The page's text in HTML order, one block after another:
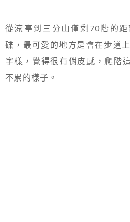
從涼亭到三分山僅剩70階的
碟，最可愛的地方是會在步道
字樣，覺得很有俏皮感，爬階
不累的樣子。